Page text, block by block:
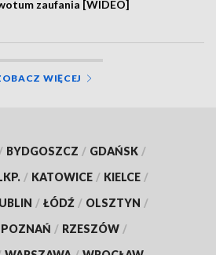
zaufania [WIDEO]
WIĘCEJ
/ BYDGOSZCZ / GDAŃSK /
/ KATOWICE / KIELCE /
/ ŁÓDŹ / OLSZTYN /
POZNAŃ / RZESZÓW /